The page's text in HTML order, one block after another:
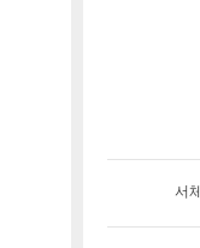
서체